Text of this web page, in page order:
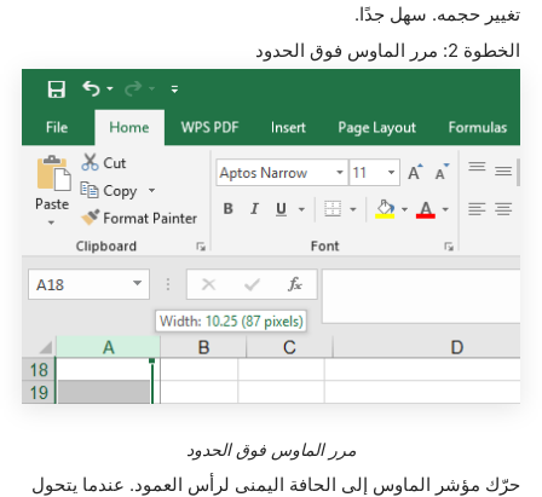
تغيير حجمه. سهل جدًا.
الخطوة 2: مرر الماوس فوق الحدود
مرر الماوس فوق الحدود
حرّك مؤشر الماوس إلى الحافة اليمنى لرأس العمود. عندما يتحول